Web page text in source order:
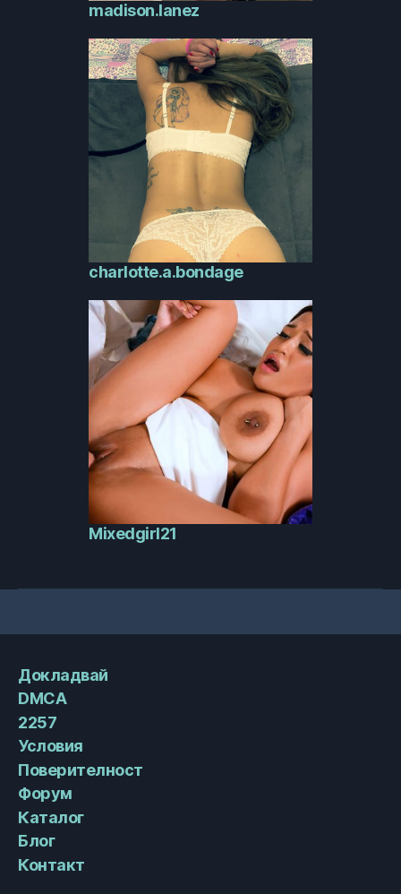
madison.lanez
charlotte.a.bondage
Mixedgirl21
Докладвай
DMCA
2257
Условия
Поверителност
Форум
Каталог
Блог
Контакт